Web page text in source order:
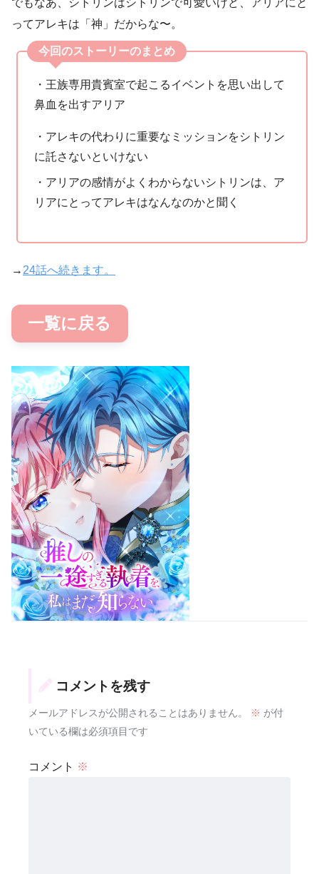
でもなあ、シトリンはシトリンで可愛いけど、アリアにと
ってアレキは「神」だからな〜。
今回のストーリーのまとめ
・王族専用貴賓室で起こるイベントを思い出して
鼻血を出すアリア
・アレキの代わりに重要なミッションをシトリン
に託さないといけない
・アリアの感情がよくわからないシトリンは、ア
リアにとってアレキはなんなのかと聞く
→ 24話へ続きます。
一覧に戻る
コメントを残す
メールアドレスが公開されることはありません。 ※ が付
いている欄は必須項目です
コメント ※